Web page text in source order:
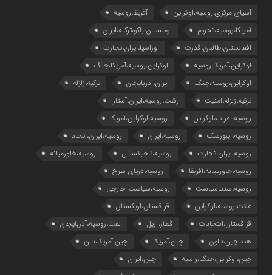
آسیای مرکزی،روسیه،اوکراین
آفریقا،روسیه
آمریکا،روسیه،تحریم
ارمنستان،باکو،ترکیه،ایران
افغانستان،طالبان،قدرت
اوراسیا،ایران،تجارت
اوکراین،آمریکا،روسیه
اوکراین،روسیه،آمریکا،جنگ
اوکراین،روسیه،جنگ
ایران،آذربایجان
ترکیه،زلزله
ترکیه،زلزله،امنیت
رشت،روسیه،ایران،آستارا
روسیه،اعراب،اوکراین
روسیه،اوکراین،آمریکا
روسیه،ایبورسک
روسیه،ایران
روسیه،ایران،اتحاد
روسیه،ایران،تجارت
روسیه،تاجیکستان
روسیه،خاورمیانه
روسیه،خاورمیانه،آفریقا
روسیه،دریای سرخ
روسیه،سند،سیاست
روسیه،سیاست خارجی
غلات،روسیه،اوکراین
قزاقستان،ازبکستان
قزاقستان،انتخابات
قطار، ریل
نفت،روسیه،آذربایجان
هند،چین،بالون
چین،آمریکا
چین،آمریکا،بالن
چین،اوکراین،جنگ،ر.سیه
چین،ایران